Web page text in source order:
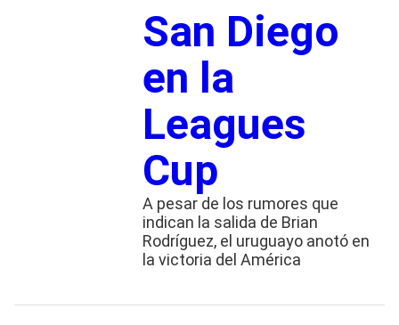
San Diego
en la
Leagues
Cup
A pesar de los rumores que
indican la salida de Brian
Rodríguez, el uruguayo anotó en
la victoria del América